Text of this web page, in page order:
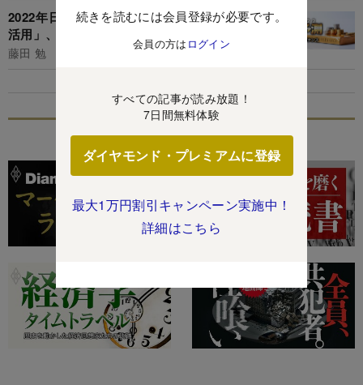
続きを読むには会員登録が必要です。
会員の方は ログイン
すべての記事が読み放題！
7日間無料体験
ダイヤモンド・プレミアムに登録
最大1万円割引キャンペーン実施中！
詳細はこちら
2022年日本株復活の鍵はプロ経営者の「社外取
活用」、企業統治の世界の潮流に遅れるな
藤田 勉
特集